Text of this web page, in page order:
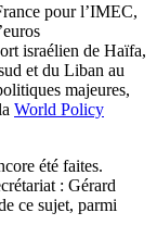
pour l’IMEC,
israélien de Haïfa,
et du Liban au
majeures,
World Policy
été faites.
: Gérard
ce sujet, parmi